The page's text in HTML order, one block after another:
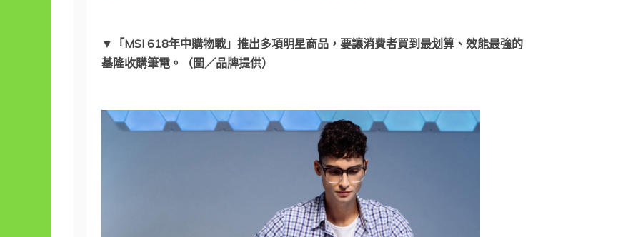
▼「MSI 618年中購物戰」推出多項明星商品，要讓消費者買到最划算、效能最強的
基隆收購筆電。（圖／品牌提供）